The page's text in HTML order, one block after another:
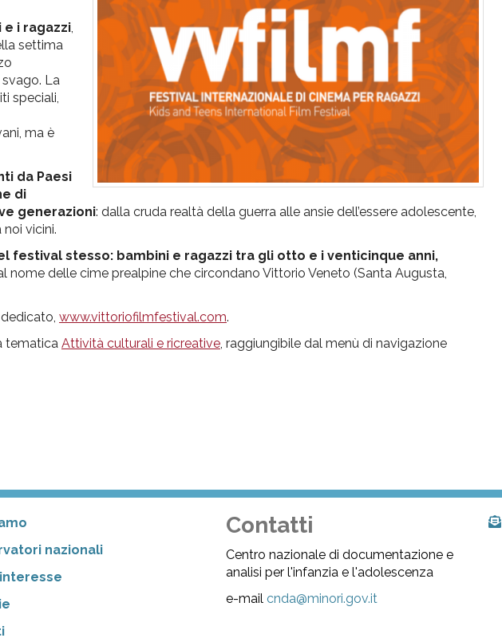
i ragazzi
settima
La
speciali,
ma è
da Paesi
di
generazioni: dalla cruda realtà della guerra alle ansie dell’essere adolescente,
vicini.
festival stesso: bambini e ragazzi tra gli otto e i venticinque anni,
nome delle cime prealpine che circondano Vittorio Veneto (Santa Augusta,
www.vittoriofilmfestival.com.
tematica Attività culturali e ricreative , raggiungibile dal menù di navigazione
nazionali
Contatti
Centro nazionale di documentazione e
analisi per l'infanzia e l'adolescenza
e-mailcnda@minori.gov.it